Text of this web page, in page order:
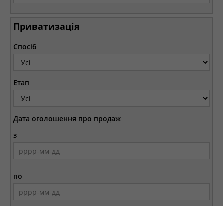
Приватизація
Спосіб
Етап
Дата оголошення про продаж
з
по